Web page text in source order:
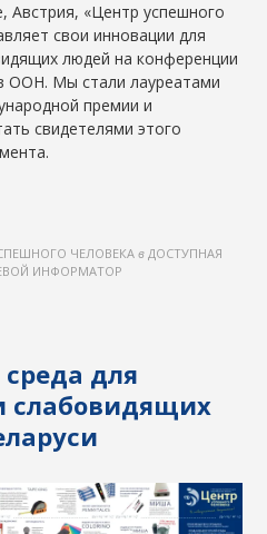
Австрия, «Центр успешного
свои инновации для
людей на конференции
ООН. Мы стали лауреатами
премии и
свидетелями этого
ЧЕЛОВЕКА в ДОСТУПНАЯ
ИНФОРМАТОР
для
слабовидящих